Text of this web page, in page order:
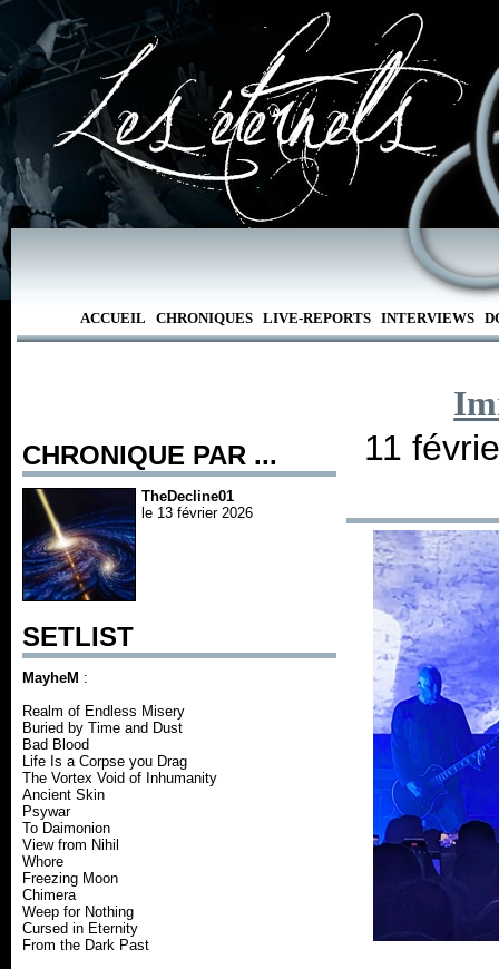
ACCUEIL CHRONIQUES LIVE-REPORTS INTERVIEWS
CHRONIQUE PAR ...
TheDecline01
le 13 février 2026
SETLIST
MayheM :
Realm of Endless Misery
Buried by Time and Dust
Bad Blood
Life Is a Corpse you Drag
The Vortex Void of Inhumanity
Ancient Skin
Psywar
To Daimonion
View from Nihil
Whore
Freezing Moon
Chimera
Weep for Nothing
Cursed in Eternity
From the Dark Past
11